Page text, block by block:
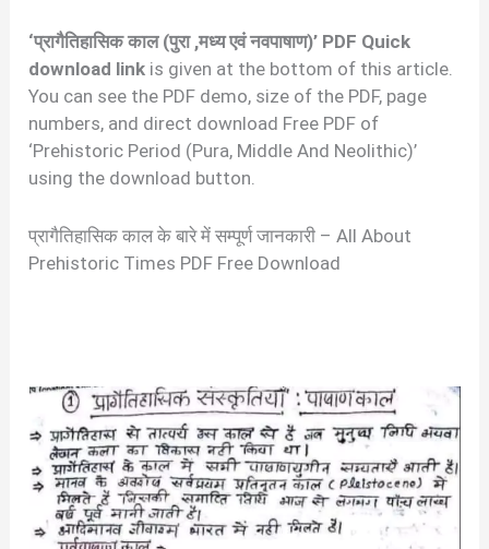
‘प्रागैतिहासिक काल (पुरा ,मध्य एवं नवपाषाण)’ PDF Quick
download link is given at the bottom of this article.
You can see the PDF demo, size of the PDF, page
numbers, and direct download Free PDF of
‘Prehistoric Period (Pura, Middle And Neolithic)’
using the download button.
प्रागैतिहासिक काल के बारे में सम्पूर्ण जानकारी – All About
Prehistoric Times PDF Free Download